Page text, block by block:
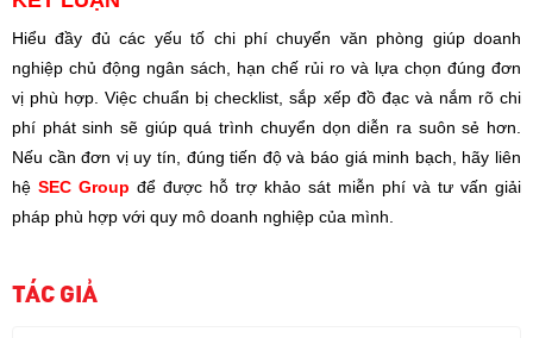
Hiểu đầy đủ các yếu tố chi phí chuyển văn phòng giúp doanh
nghiệp chủ động ngân sách, hạn chế rủi ro và lựa chọn đúng đơn
vị phù hợp. Việc chuẩn bị checklist, sắp xếp đồ đạc và nắm rõ chi
phí phát sinh sẽ giúp quá trình chuyển dọn diễn ra suôn sẻ hơn.
Nếu cần đơn vị uy tín, đúng tiến độ và báo giá minh bạch, hãy liên
hệ SEC Group để được hỗ trợ khảo sát miễn phí và tư vấn giải
pháp phù hợp với quy mô doanh nghiệp của mình.
TÁC GIẢ